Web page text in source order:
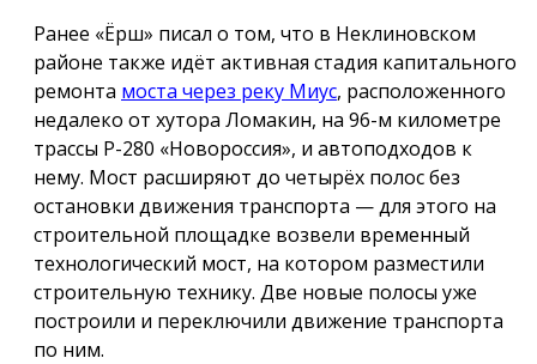
Ранее «Ёрш» писал о том, что в Неклиновском
районе также идёт активная стадия капитального
ремонта моста через реку Миус, расположенного
недалеко от хутора Ломакин, на 96-м километре
трассы Р-280 «Новороссия», и автоподходов к
нему. Мост расширяют до четырёх полос без
остановки движения транспорта — для этого на
строительной площадке возвели временный
технологический мост, на котором разместили
строительную технику. Две новые полосы уже
построили и переключили движение транспорта
по ним.